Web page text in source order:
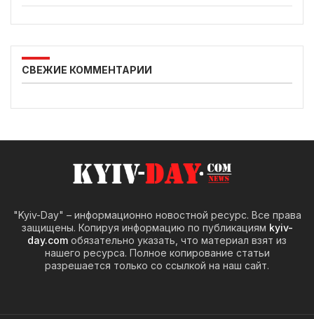
СВЕЖИЕ КОММЕНТАРИИ
"Kyiv-Day" – информационно новостной ресурс. Все права
защищены. Копируя информацию по публикациям kyiv-
day.com обязательно указать, что материал взят из
нашего ресурса. Полное копирование статьи
разрешается только со ссылкой на наш сайт.